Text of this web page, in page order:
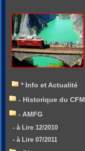
* Info et Actualité
- Historique du CFM
- AMFG
- à Lire 12/2010
- à Lire 07/2011